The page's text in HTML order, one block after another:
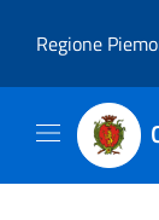
Regione